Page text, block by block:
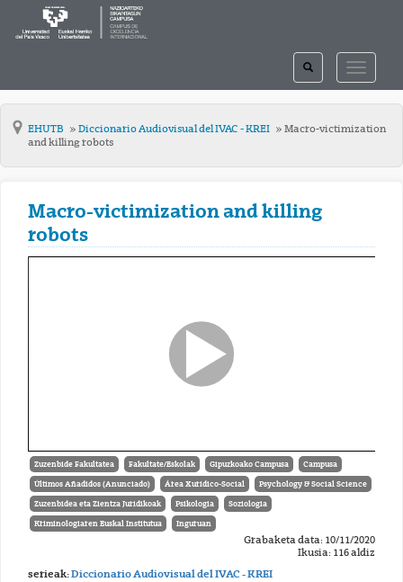
TOGGLE
TOGGLE
SEARCH
EHUTB Diccionario Audiovisual del IVAC - KREI
Macro-victimization
and killing robots
Macro-victimization and killing
robots
Zuzenbide Fakultatea Fakultate/Eskolak Gipuzkoako Campusa Campusa
Últimos Añadidos (Anunciado) Área Xurídico-Social Psychology & Social Science
Zuzenbidea eta Zientza Juridikoak Psikologia Soziologia
Kriminologiaren Euskal Institutua Inguruan
Grabaketa data: 10/11/2020
Ikusia: 116 aldiz
serieak:Diccionario Audiovisual del IVAC - KREI